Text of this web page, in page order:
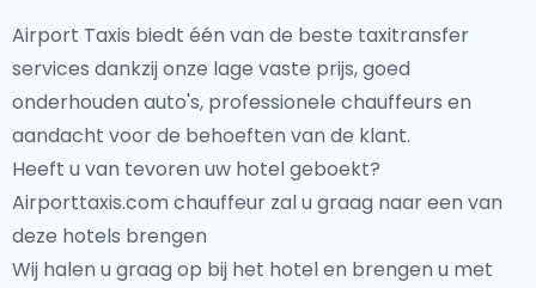
Airport Taxis biedt één van de beste taxitransfer
services dankzij onze lage vaste prijs, goed
onderhouden auto's, professionele chauffeurs en
aandacht voor de behoeften van de klant.
Heeft u van tevoren uw hotel geboekt?
Airporttaxis.com chauffeur zal u graag naar een van
deze hotels brengen
Wij halen u graag op bij het hotel en brengen u met